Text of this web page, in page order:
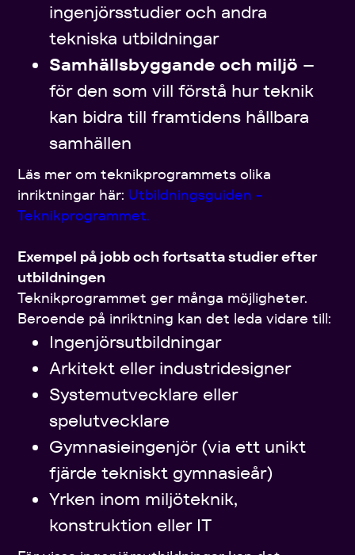
ingenjörsstudier och andra
tekniska utbildningar
Samhällsbyggande och miljö –
för den som vill förstå hur teknik
kan bidra till framtidens hållbara
samhällen
Läs mer om teknikprogrammets olika
inriktningar här: Utbildningsguiden -
Teknikprogrammet.
Exempel på jobb och fortsatta studier efter
utbildningen
Teknikprogrammet ger många möjligheter.
Beroende på inriktning kan det leda vidare till:
Ingenjörsutbildningar
Arkitekt eller industridesigner
Systemutvecklare eller
spelutvecklare
Gymnasieingenjör (via ett unikt
fjärde tekniskt gymnasieår)
Yrken inom miljöteknik,
konstruktion eller IT